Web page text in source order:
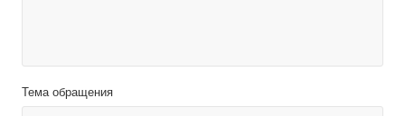
Тема обращения